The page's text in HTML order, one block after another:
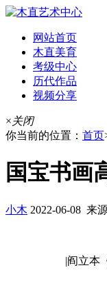
网站首页
木直美育
考级中心
历代作品
视频分享
×关闭
你当前的位置： 首页
国宝书画
小木 2022-06-08 来
|阎立本